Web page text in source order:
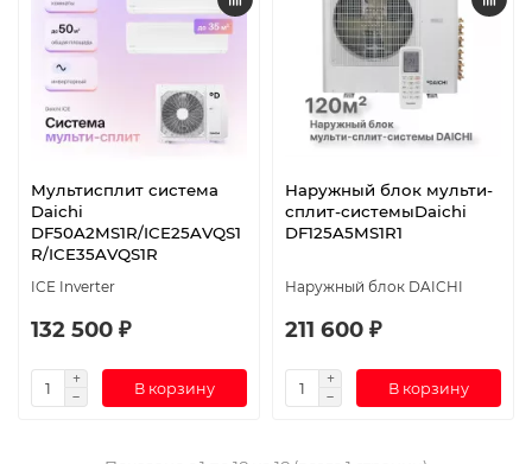
Мультисплит система
Daichi
DF50A2MS1R/ICE25AVQS1
R/ICE35AVQS1R
ICE Inverter
132 500 ₽
В корзину
Наружный блок мульти-
сплит-системыDaichi
DF125A5MS1R1
Наружный блок DAICHI
211 600 ₽
В корзину